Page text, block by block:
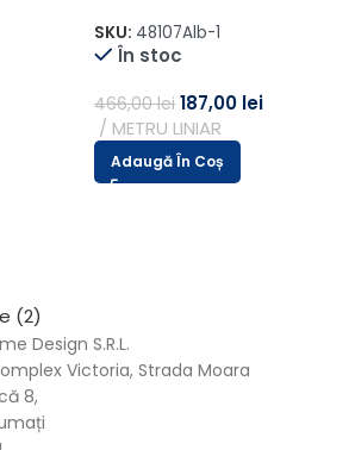
SKU: 48107Alb-1
În stoc
466,00lei 187,00 lei
METRU LINIAR
Adaugă În Coș
Design S.R.L.
Victoria, Strada Moara
8,